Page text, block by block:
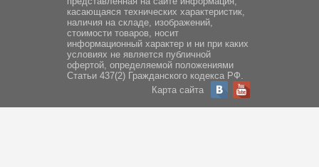
касающаяся технических характеристик,
наличия на складе, изображений,
стоимости товаров, носит
информационный характер и ни при каких
условиях не является публичной
офертой, определяемой положениями
Статьи 437(2) Гражданского кодекса РФ.
Карта сайта